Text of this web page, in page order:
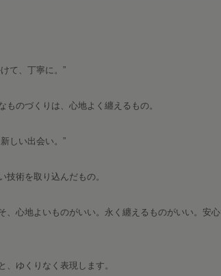
て、丁寧に。”
ものづくりは、心地よく纏えるもの。
しい出会い。”
技術を取り込んだもの。
、心地よいものがいい。永く纏えるものがいい。安
、ゆくりなく表現します。